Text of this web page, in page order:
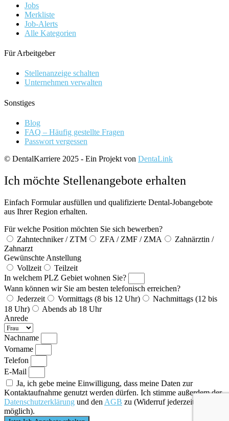
Jobs
Merkliste
Job-Alerts
Alle Kategorien
Für Arbeitgeber
Stellenanzeige schalten
Unternehmen verwalten
Sonstiges
Blog
FAQ – Häufig gestellte Fragen
Passwort vergessen
© DentalKarriere 2025 - Ein Projekt von DentaLink
Ich möchte Stellenangebote erhalten
Einfach Formular ausfüllen und qualifizierte Dental-Jobangebote
aus Ihrer Region erhalten.
Für welche Position möchten Sie sich bewerben?
Zahntechniker / ZTM
ZFA / ZMF / ZMA
Zahnärztin /
Zahnarzt
Gewünschte Anstellung
Vollzeit
Teilzeit
In welchem PLZ Gebiet wohnen Sie?
Wann können wir Sie am besten telefonisch erreichen?
Jederzeit
Vormittags (8 bis 12 Uhr)
Nachmittags (12 bis
18 Uhr)
Abends ab 18 Uhr
Anrede
Nachname
Vorname
Telefon
E-Mail
Ja, ich gebe meine Einwilligung, dass meine Daten zur
Kontaktaufnahme genutzt werden dürfen. Ich stimme außerdem der
Datenschutzerklärung und den AGB zu (Widerruf jederzeit
möglich).